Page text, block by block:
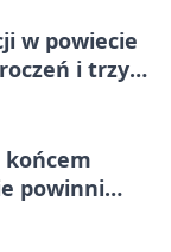
w powiecie
i trzy
końcem
powinni